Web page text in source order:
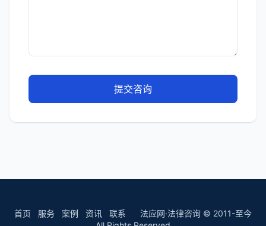
提交咨询
首页 服务 案例 资讯 联系 法应网·法律咨询 © 2011-至今